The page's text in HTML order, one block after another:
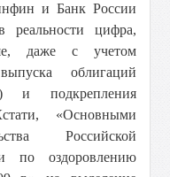
и Банк России
реальности цифра,
даже с учетом
облигаций
и подкрепления
«Основными
Российской
по оздоровлению